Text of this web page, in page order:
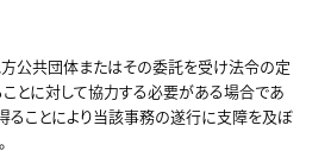
公共団体またはその委託を受け法令の定
とに対して協力する必要がある場合であ
ることにより当該事務の遂行に支障を及ぼ